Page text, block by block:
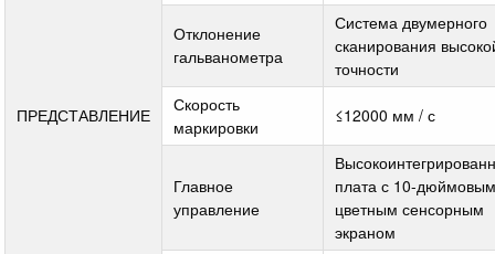
ПРЕДСТАВЛЕНИЕ
Отклонение
гальванометра
Система двумерного
сканирования
точности
Скорость
маркировки
≤12000 мм / с
Главное
управление
плата с 10-
цветным сенсорным
экраном